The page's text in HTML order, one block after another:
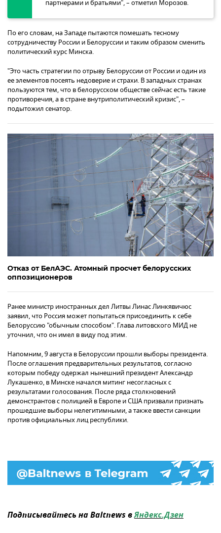
партнерами и братьями", – отметил Морозов.
По его словам, на Западе пытаются помешать тесному
сотрудничеству России и Белоруссии и таким образом сменить
политический курс Минска.
"Это часть стратегии по отрыву Белоруссии от России и один из
ее элементов посеять недоверие и страхи. В западных странах
пользуются тем, что в белорусском обществе сейчас есть такие
противоречия, а в стране внутриполитический кризис", –
подытожил сенатор.
Отказ от БелАЭС. Атомный просчет белорусских
оппозиционеров
Ранее министр иностранных дел Литвы Линас Линкявичюс
заявил, что Россия может попытаться присоединить к себе
Белоруссию "обычным способом". Глава литовского МИД не
уточнил, что он имел в виду под этим.
Напомним, 9 августа в Белоруссии прошли выборы президента.
После оглашения предварительных результатов, согласно
которым победу одержал нынешний президент Александр
Лукашенко, в Минске начался митинг несогласных с
результатами голосования. После ряда столкновений
демонстрантов с полицией в Европе и США призвали признать
прошедшие выборы нелегитимными, а также ввести санкции
против официальных лиц республики.
Подписывайтесь на Baltnews вЯндекс.Дзен